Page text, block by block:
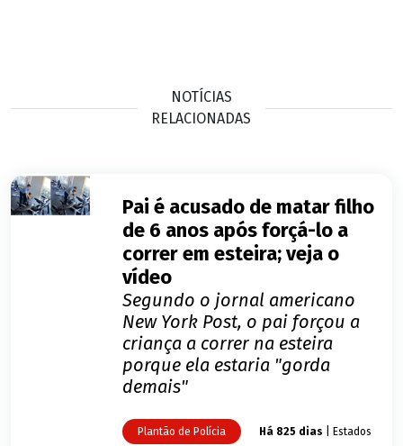
NOTÍCIAS
RELACIONADAS
Pai é acusado de matar filho
de 6 anos após forçá-lo a
correr em esteira; veja o
vídeo
Segundo o jornal americano
New York Post, o pai forçou a
criança a correr na esteira
porque ela estaria "gorda
demais"
Plantão de Polícia Há 825 dias | Estados